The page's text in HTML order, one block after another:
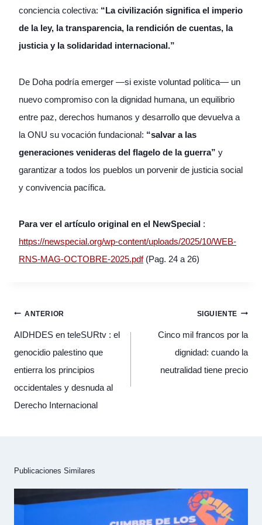
conciencia colectiva: “La civilización significa el imperio
de la ley, la transparencia, la rendición de cuentas, la
justicia y la solidaridad internacional.”
De Doha podría emerger —si existe voluntad política— un
nuevo compromiso con la dignidad humana, un equilibrio
entre paz, derechos humanos y desarrollo que devuelva a
la ONU su vocación fundacional: “salvar a las
generaciones venideras del flagelo de la guerra” y
garantizar a todos los pueblos un porvenir de justicia social
y convivencia pacífica.
Para ver el artículo original en el NewSpecial :
https://newspecial.org/wp-content/uploads/2025/10/WEB-
RNS-MAG-OCTOBRE-2025.pdf(Pag. 24 a 26)
Navegación
entradas
ANTERIOR
AIDHDES en teleSURtv : el
genocidio palestino que
entierra los principios
occidentales y desnuda al
Derecho Internacional
SIGUIENTE
Cinco mil francos por la
dignidad: cuando la
neutralidad tiene precio
Publicaciones Similares